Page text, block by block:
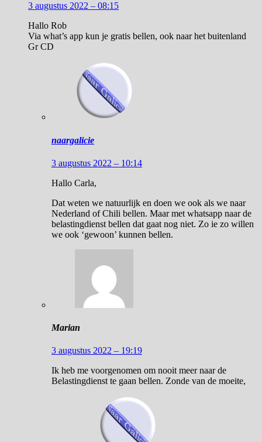
3 augustus 2022 – 08:15
Hallo Rob
Via what’s app kun je gratis bellen, ook naar het buitenland
Gr CD
naargalicie
3 augustus 2022 – 10:14
Hallo Carla,
Dat weten we natuurlijk en doen we ook als we naar
Nederland of Chili bellen. Maar met whatsapp naar de
belastingdienst bellen dat gaat nog niet. Zo ie zo willen
we ook ‘gewoon’ kunnen bellen.
Marian
3 augustus 2022 – 19:19
Ik heb me voorgenomen om nooit meer naar de
Belastingdienst te gaan bellen. Zonde van de moeite,